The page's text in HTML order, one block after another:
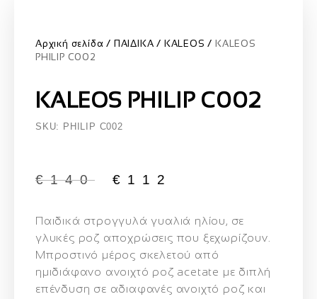
Αρχική σελίδα ΠΑΙΔΙΚΑ KALEOS
KALEOS
PHILIP C002
KALEOS PHILIP C002
SKU: PHILIP C002
€140 € 112
Παιδικά στρογγυλά γυαλιά ηλίου, σε
γλυκές ροζ αποχρώσεις που ξεχωρίζουν.
Μπροστινό μέρος σκελετού από
ημιδιάφανο ανοιχτό ροζ acetate με διπλή
επένδυση σε αδιαφανές ανοιχτό ροζ και